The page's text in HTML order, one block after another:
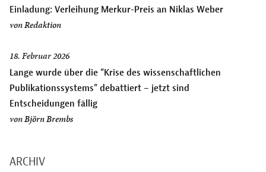
Einladung: Verleihung Merkur-Preis an Niklas Weber
vonRedaktion
18. Februar 2026
Lange wurde über die “Krise des wissenschaftlichen
Publikationssystems” debattiert – jetzt sind
Entscheidungen fällig
vonBjörn Brembs
ARCHIV